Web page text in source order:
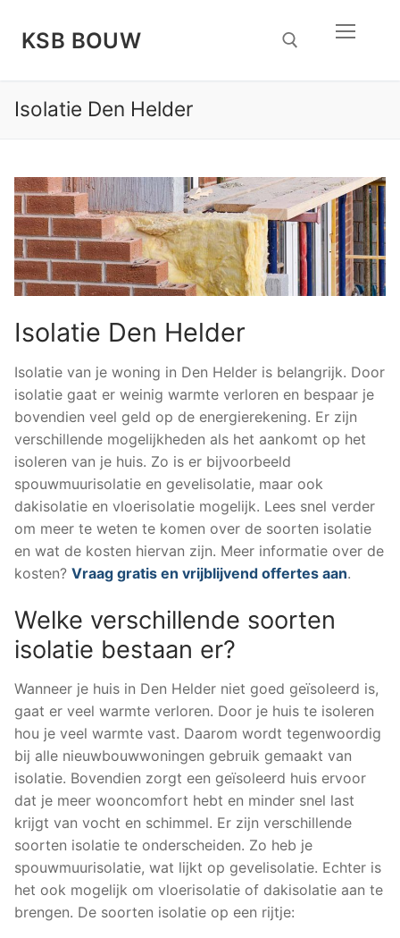
naar
inhoud
KSB BOUW
Isolatie Den Helder
Isolatie Den Helder
Isolatie van je woning in Den Helder is belangrijk. Door
isolatie gaat er weinig warmte verloren en bespaar je
bovendien veel geld op de energierekening. Er zijn
verschillende mogelijkheden als het aankomt op het
isoleren van je huis. Zo is er bijvoorbeeld
spouwmuurisolatie en gevelisolatie, maar ook
dakisolatie en vloerisolatie mogelijk. Lees snel verder
om meer te weten te komen over de soorten isolatie
en wat de kosten hiervan zijn. Meer informatie over de
kosten? Vraag gratis en vrijblijvend offertes aan.
Welke verschillende soorten
isolatie bestaan er?
Wanneer je huis in Den Helder niet goed geïsoleerd is,
gaat er veel warmte verloren. Door je huis te isoleren
hou je veel warmte vast. Daarom wordt tegenwoordig
bij alle nieuwbouwwoningen gebruik gemaakt van
isolatie. Bovendien zorgt een geïsoleerd huis ervoor
dat je meer wooncomfort hebt en minder snel last
krijgt van vocht en schimmel. Er zijn verschillende
soorten isolatie te onderscheiden. Zo heb je
spouwmuurisolatie, wat lijkt op gevelisolatie. Echter is
het ook mogelijk om vloerisolatie of dakisolatie aan te
brengen. De soorten isolatie op een rijtje: